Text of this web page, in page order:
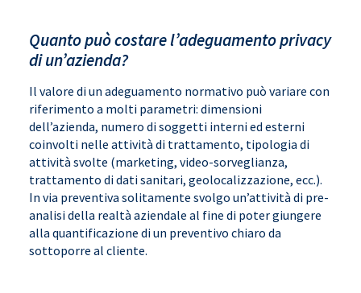
Quanto può costare l’adeguamento privacy
di un’azienda?
Il valore di un adeguamento normativo può variare con
riferimento a molti parametri: dimensioni
dell’azienda, numero di soggetti interni ed esterni
coinvolti nelle attività di trattamento, tipologia di
attività svolte (marketing, video-sorveglianza,
trattamento di dati sanitari, geolocalizzazione, ecc.).
In via preventiva solitamente svolgo un’attività di pre-
analisi della realtà aziendale al fine di poter giungere
alla quantificazione di un preventivo chiaro da
sottoporre al cliente.